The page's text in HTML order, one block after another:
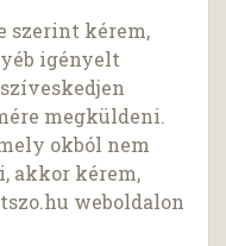
szerint kérem,
igényelt
megküldeni.
okból nem
akkor kérem,
weboldalon